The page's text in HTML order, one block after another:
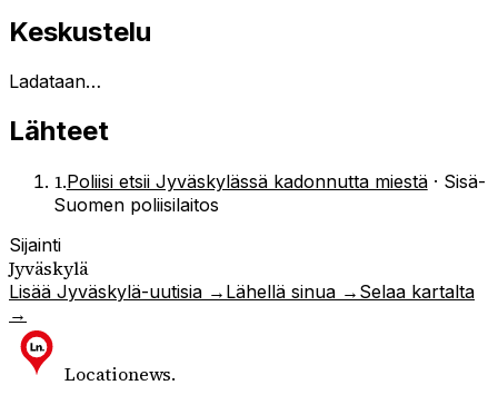
Keskustelu
Ladataan…
Lähteet
1.Poliisi etsii Jyväskylässä kadonnutta miestä· Sisä-
Suomen poliisilaitos
Sijainti
Jyväskylä
Lisää Jyväskylä-uutisia → Lähellä sinua → Selaa kartalta
→
Locationews.